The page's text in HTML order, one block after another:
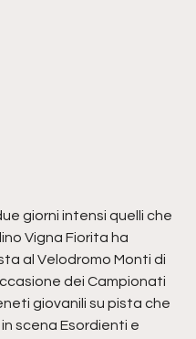
giorni intensi quelli che
Vigna Fiorita ha
al Velodromo Monti di
dei Campionati
giovanili su pista che
scena Esordienti e